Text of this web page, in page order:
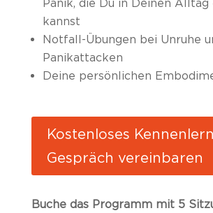
Panik, die Du in Deinen Alltag
kannst
Notfall-Übungen bei Unruhe
Panikattacken
Deine persönlichen
Kostenloses
Gespräch vereinbaren
Buche das Programm mit 5